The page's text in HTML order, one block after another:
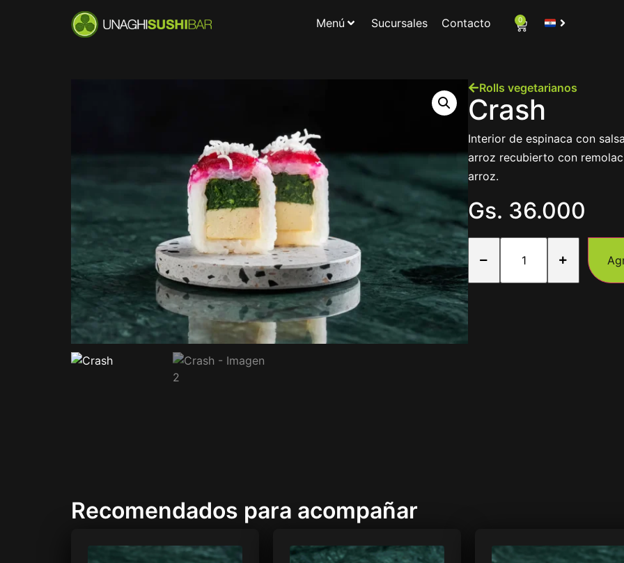
Menú Sucursales Contacto 0
Rolls vegetarianos
Crash
Interior de espinaca con
arroz recubierto con
arroz.
Gs. 36.000
Recomendados para acompañar